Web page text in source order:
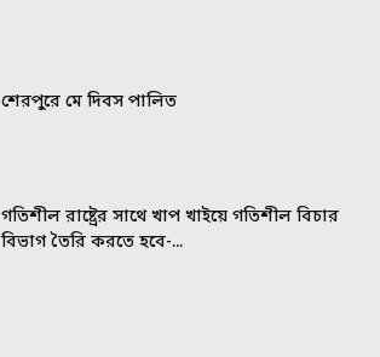
শেরপুরে মে দিবস পালিত
গতিশীল রাষ্ট্রের সাথে খাপ খাইয়ে গতিশীল বিচার
বিভাগ তৈরি করতে হবে-...